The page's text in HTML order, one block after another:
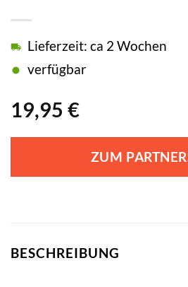
19,95 €
Lieferzeit: ca 2 Wochen
verfügbar
ZUM
BESCHREIBUNG